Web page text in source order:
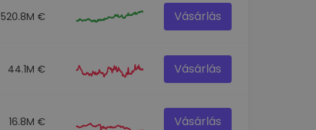
520.8M € Vásárlás
44.1M € Vásárlás
16.8M € Vásárlás